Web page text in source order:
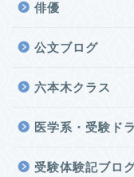
俳優
公文ブログ
六本木クラス
医学系・受験ド
受験体験記ブロ